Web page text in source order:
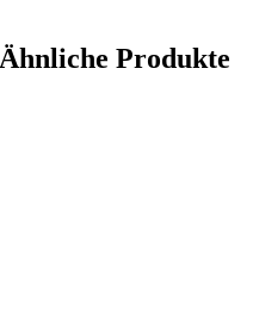
Ähnliche Produkte